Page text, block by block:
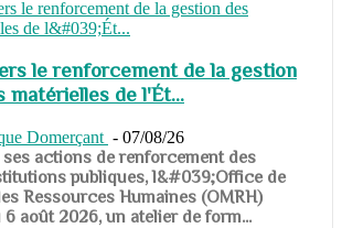
le renforcement de la gestion
matérielles de l'Ét...
Domerçant - 07/08/26
actions de renforcement des
publiques, l&#039;Office de
Ressources Humaines (OMRH)
août 2026, un atelier de form...